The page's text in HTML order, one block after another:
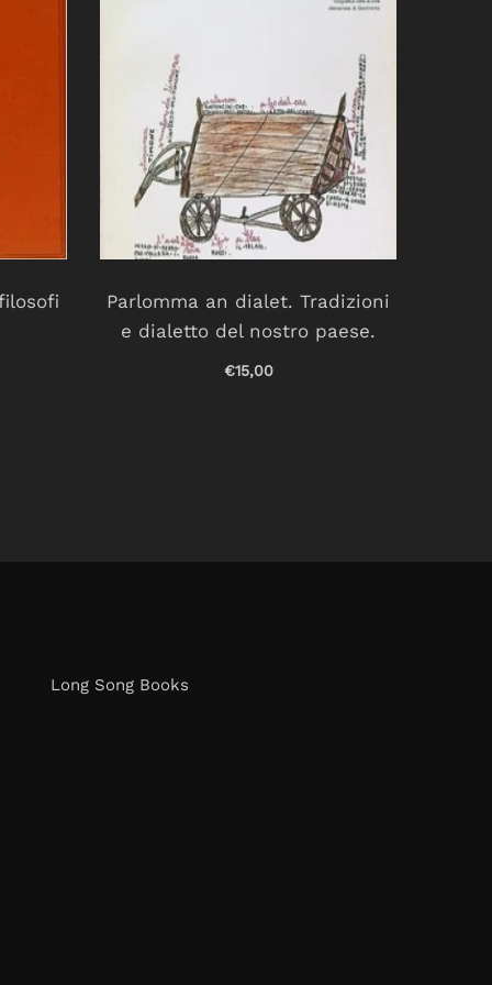
Parlomma an dialet. Tradizioni
e dialetto del nostro paese.
€15,00
Long Song Books